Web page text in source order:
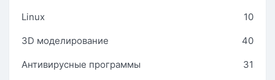
Linux 10
3D моделирование 40
Антивирусные программы 31